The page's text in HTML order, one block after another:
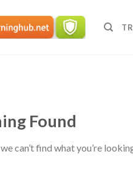
Found
can’t find what you’re